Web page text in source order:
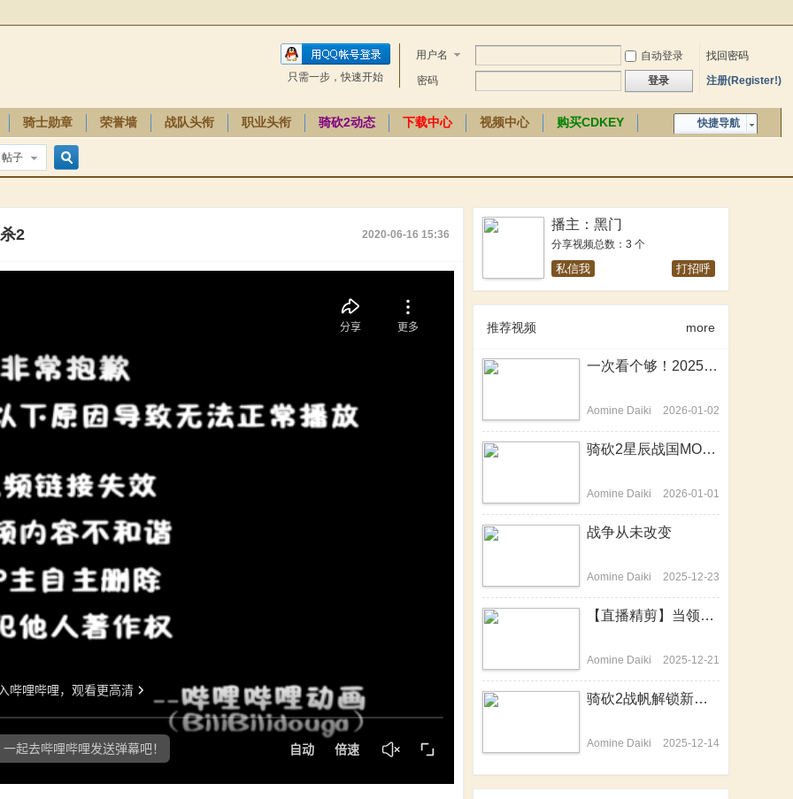
用户名 自动登录
找回密码
密码
登录 注册(Register!)
只需一步，快速开始
快捷导航
骑士勋章 荣誉墙 战队头衔 职业头衔 骑砍2动态 下载中心 视频中心
购买CDKEY
帖子
2 2020-06-16 15:36
播主：黑门
分享视频总数：3 个
私信我 打招呼
推荐视频 more
一次看个够！2025年骑砍2MOD大盘点！
Aomine Daiki 2026-01-02
骑砍2星辰战国MOD-开篇历史背景介绍动画来啦！
Aomine Daiki 2026-01-01
战争从未改变
Aomine Daiki 2025-12-23
【直播精剪】当领主不易，站站在哭泣
Aomine Daiki 2025-12-21
骑砍2战帆解锁新技能，隐身战场变杀神
Aomine Daiki 2025-12-14